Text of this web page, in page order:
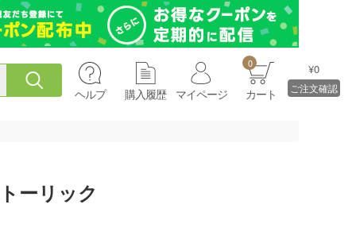
ヘルプ 購入履歴 マイページ
0
カート
¥0
ご注文確認
ーリック